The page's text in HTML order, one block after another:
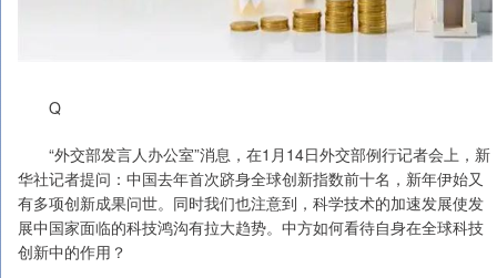
Q
“外交部发言人办公室”消息，在1月14日外交部例行记者会上，新
华社记者提问：中国去年首次跻身全球创新指数前十名，新年伊始又
有多项创新成果问世。同时我们也注意到，科学技术的加速发展使发
展中国家面临的科技鸿沟有拉大趋势。中方如何看待自身在全球科技
创新中的作用？